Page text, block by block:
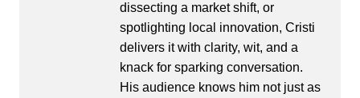
dissecting a market shift, or
spotlighting local innovation, Cristi
delivers it with clarity, wit, and a
knack for sparking conversation.
His audience knows him not just as